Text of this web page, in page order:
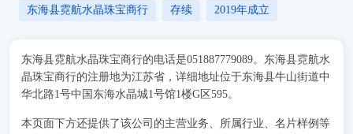
东海县霓航水晶珠宝商行 存续 2019年成立
东海县霓航水晶珠宝商行的电话是051887779089。东海县霓航水
晶珠宝商行的注册地为江苏省，详细地址位于东海县牛山街道中
华北路1号中国东海水晶城1号馆1楼G区595。
本页面下方还提供了该公司的主营业务、所属行业、名片样例等